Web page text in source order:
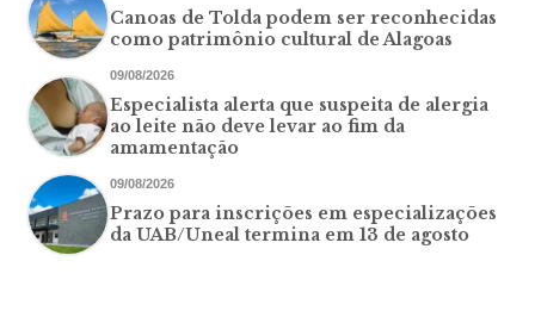
Canoas de Tolda podem ser reconhecidas
como patrimônio cultural de Alagoas
09/08/2026
Especialista alerta que suspeita de alergia
ao leite não deve levar ao fim da
amamentação
09/08/2026
Prazo para inscrições em especializações
da UAB/Uneal termina em 13 de agosto